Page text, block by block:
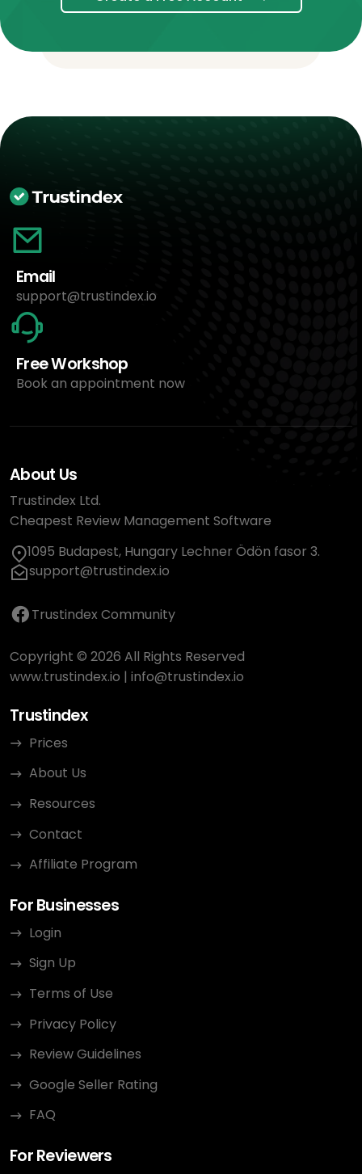
Email
support@trustindex.io
Free Workshop
Book an appointment now
About Us
Trustindex Ltd.
Cheapest Review Management Software
1095 Budapest, Hungary Lechner Ödön fasor 3.
support@trustindex.io
Trustindex Community
Copyright © 2026 All Rights Reserved
www.trustindex.io | info@trustindex.io
Trustindex
Prices
About Us
Resources
Contact
Affiliate Program
For Businesses
Login
Sign Up
Terms of Use
Privacy Policy
Review Guidelines
Google Seller Rating
FAQ
For Reviewers